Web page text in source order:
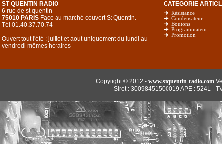
ST QUENTIN RADIO
6 rue de st quentin
75010 PARIS Face au marché couvert St Quentin.
Tél 01.40.37.70.74
Ouvert tout l'été : juillet et aout uniquement du lundi au
vendredi mêmes horaires
CATEGORIE
Résistance
Condensateur
Boutons
Programmateur
Promotion
Copyright © 2012 - www.stquentin-radio.com
Siret : 30098451500019 APE : 524L -